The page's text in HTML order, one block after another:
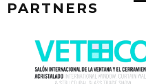
PARTNERS